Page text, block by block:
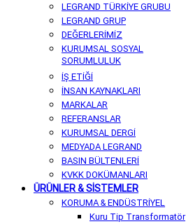
LEGRAND TÜRKİYE GRUBU
LEGRAND GRUP
DEĞERLERİMİZ
KURUMSAL SOSYAL
SORUMLULUK
İŞ ETİĞİ
İNSAN KAYNAKLARI
MARKALAR
REFERANSLAR
KURUMSAL DERGİ
MEDYADA LEGRAND
BASIN BÜLTENLERİ
KVKK DOKÜMANLARI
ÜRÜNLER & SİSTEMLER
KORUMA & ENDÜSTRİYEL
Kuru Tip Transformatör